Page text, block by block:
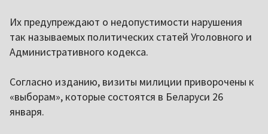
Их предупреждают о недопустимости нарушения
так называемых политических статей Уголовного и
Административного кодекса.
Согласно изданию, визиты милиции приворочены к
«выборам», которые состоятся в Беларуси 26
января.